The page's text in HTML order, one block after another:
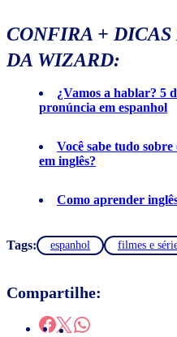
CONFIRA +
DA WIZARD:
¿Vamos a hablar? 5
pronúncia em espanhol
Você sabe tudo
em inglês?
Como aprender
Tags: espanhol filmes e
Compartilhe: